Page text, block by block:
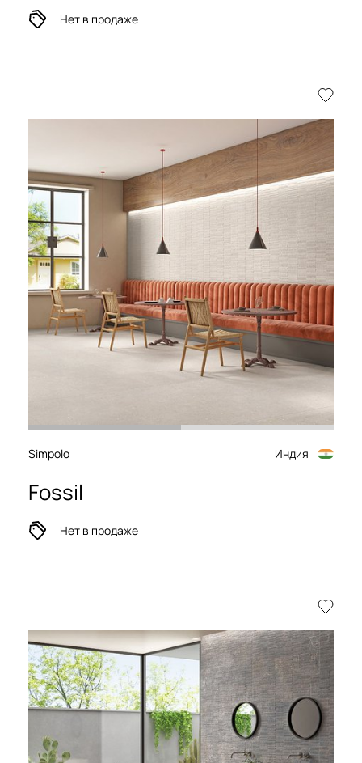
Нет в продаже
Simpolo Индия
Fossil
Нет в продаже